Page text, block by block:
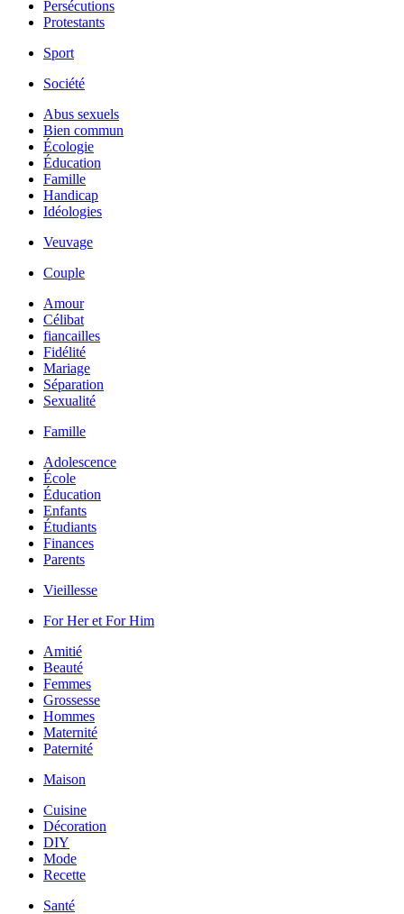
Persécutions
Protestants
Sport
Société
Abus sexuels
Bien commun
Écologie
Éducation
Famille
Handicap
Idéologies
Veuvage
Couple
Amour
Célibat
fiancailles
Fidélité
Mariage
Séparation
Sexualité
Famille
Adolescence
École
Éducation
Enfants
Étudiants
Finances
Parents
Vieillesse
For Her et For Him
Amitié
Beauté
Femmes
Grossesse
Hommes
Maternité
Paternité
Maison
Cuisine
Décoration
DIY
Mode
Recette
Santé